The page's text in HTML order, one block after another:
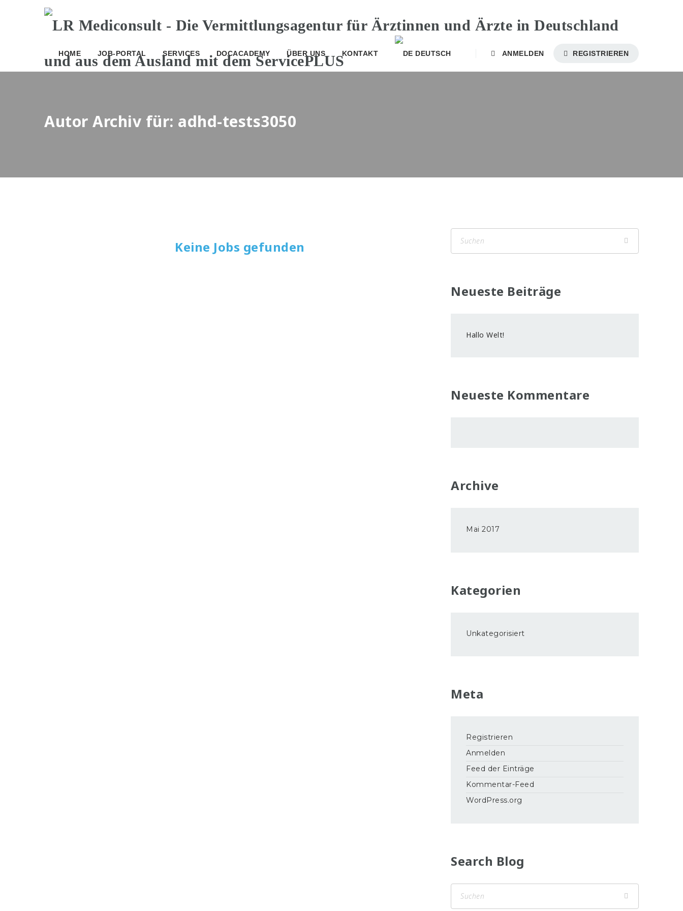
HOME JOB-PORTAL SERVICES DOCACADEMY ÜBER UNS KONTAKT DEUTSCH ANMELDEN REGISTRIEREN
Autor Archiv für: adhd-tests3050
Keine Jobs gefunden
Neueste Beiträge
Hallo Welt!
Neueste Kommentare
Archive
Mai 2017
Kategorien
Unkategorisiert
Meta
Registrieren
Anmelden
Feed der Einträge
Kommentar-Feed
WordPress.org
Search Blog